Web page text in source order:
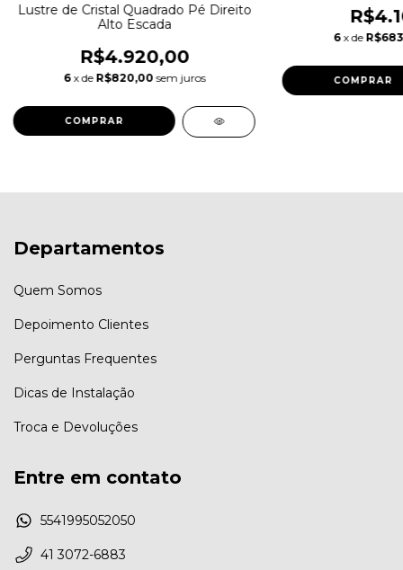
Lustre de Cristal Quadrado Pé Direito
Alto Escada
R$4.920,00
6 x de R$820,00 sem juros
COMPRAR
6 x de
COMPRAR
Departamentos
Quem Somos
Depoimento Clientes
Perguntas Frequentes
Dicas de Instalação
Troca e Devoluções
Entre em contato
5541995052050
41 3072-6883